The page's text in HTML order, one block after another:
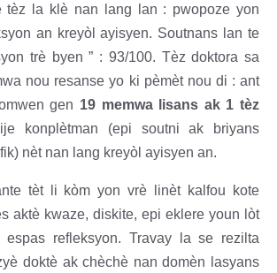
tèz la klè nan lang lan : pwopoze yon
an kreyòl ayisyen. Soutnans lan te
trè byen ” : 93/100. Tèz doktora sa
nou resanse yo ki pèmèt nou di : ant
gen 19 memwa lisans ak 1 tèz
konplètman (epi soutni ak briyans
nèt nan lang kreyòl ayisyen an.
tèt li kòm yon vrè linèt kalfou kote
aktè kwaze, diskite, epi eklere youn lòt
espas refleksyon. Travay la se rezilta
doktè ak chèchè nan domèn lasyans